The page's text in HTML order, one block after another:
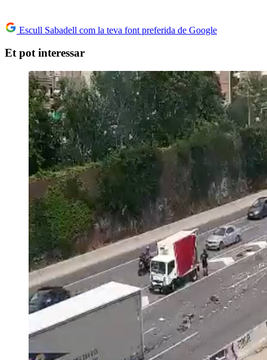
Escull Sabadell com la teva font preferida de Google
Et pot interessar